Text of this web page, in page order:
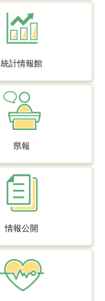
統計情報館
県報
情報公開